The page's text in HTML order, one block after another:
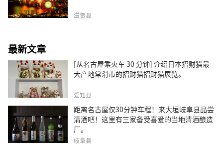
滋贺县
最新文章
[从名古屋乘火车 30 分钟] 介绍日本招财猫最
大产地常滑市的招财猫招财猫展览。
爱知县
距离名古屋仅30分钟车程！来大垣岐阜县品尝
清酒吧！这里有三家备受喜爱的当地清酒酿造
厂。
岐阜县